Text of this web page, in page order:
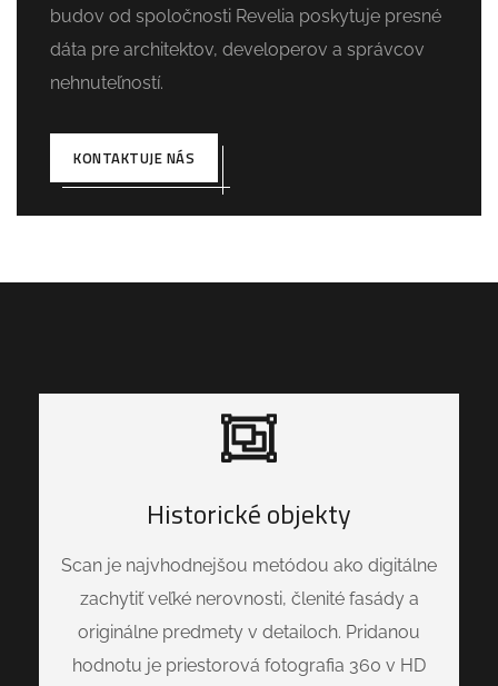
budov od spoločnosti Revelia poskytuje presné
dáta pre architektov, developerov a správcov
nehnuteľností.
KONTAKTUJE NÁS
Historické objekty
Scan je najvhodnejšou metódou ako digitálne
zachytiť veľké nerovnosti, členité fasády a
originálne predmety v detailoch. Pridanou
hodnotu je priestorová fotografia 360 v HD